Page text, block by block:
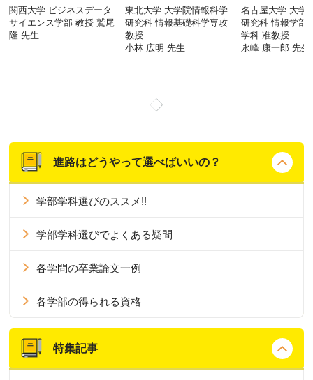
関西大学 ビジネスデータ
サイエンス学部 教授 鷲尾
隆 先生
東北大学 大学院情報科学
研究科 情報基礎科学専攻
教授
小林 広明 先生
名古屋大学 大学
研究科 情報学部
学科 准教授
永峰 康一郎 先生
進路はどうやって選べばいいの？
学部学科選びのススメ!!
学部学科選びでよくある疑問
各学問の卒業論文一例
各学部の得られる資格
特集記事